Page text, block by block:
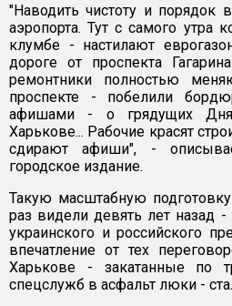
"Наводить чистоту и порядок
аэропорта. Тут с самого утра
клумбе - настилают
дороге от проспекта
ремонтники полностью
проспекте - побелили
афишами - о грядущих
Харькове... Рабочие красят
сдирают афиши", -
городское издание.
Такую масштабную
раз видели девять лет назад
украинского и российского
впечатление от тех
Харькове - закатанные по
спецслужб в асфальт люки -